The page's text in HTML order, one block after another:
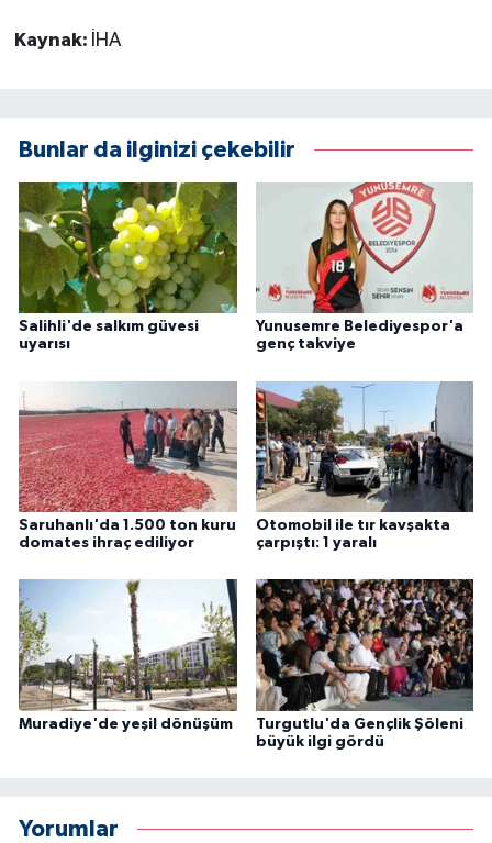
Kaynak: İHA
Bunlar da ilginizi çekebilir
Salihli'de salkım güvesi
uyarısı
Yunusemre Belediyespor'a
genç takviye
Saruhanlı'da 1.500 ton kuru
domates ihraç ediliyor
Otomobil ile tır kavşakta
çarpıştı: 1 yaralı
Muradiye'de yeşil dönüşüm
Turgutlu'da Gençlik Şöleni
büyük ilgi gördü
Yorumlar